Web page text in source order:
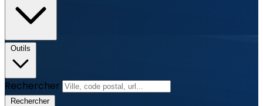
Outils
Rechercher
Rechercher